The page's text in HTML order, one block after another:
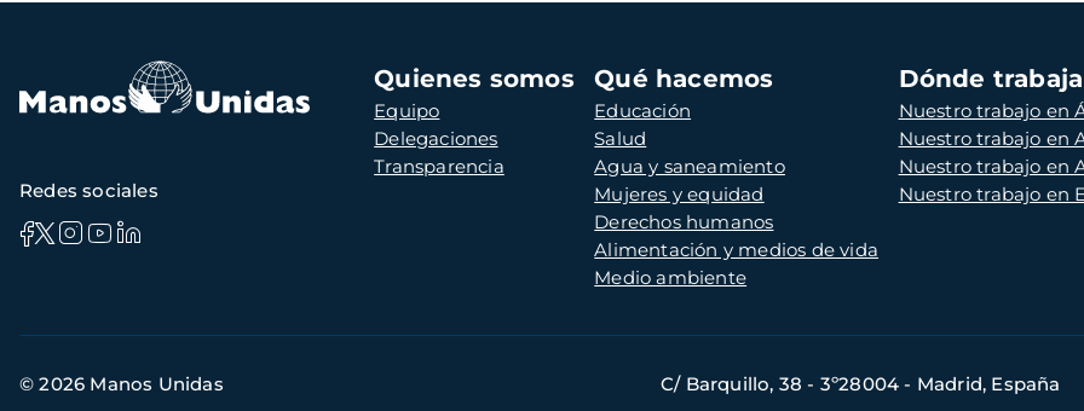
Navegación
principal
Quienes somos
Equipo
Delegaciones
Transparencia
Qué hacemos
Educación
Salud
Agua y saneamiento
Mujeres y equidad
Derechos humanos
Alimentación y medios de vida
Medio ambiente
Dónde
Nuestro trabajo en
Nuestro trabajo en
Nuestro trabajo en
Nuestro trabajo en
Redes sociales
de
© 2026 Manos Unidas C/ Barquillo, 38 - 3º28004 - Madrid, España